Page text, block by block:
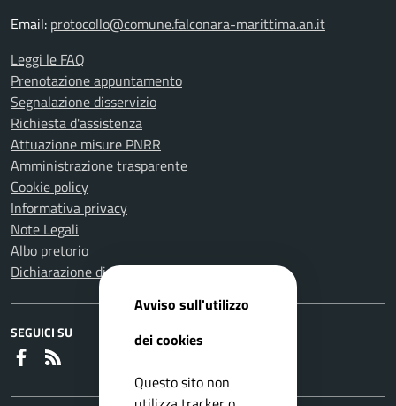
Email: protocollo@comune.falconara-marittima.an.it
Leggi le FAQ
Prenotazione appuntamento
Segnalazione disservizio
Richiesta d'assistenza
Attuazione misure PNRR
Amministrazione trasparente
Cookie policy
Informativa privacy
Note Legali
Albo pretorio
Dichiarazione di accessibilità
SEGUICI SU
Faceboook
Avviso sull'utilizzo
dei cookies
Questo sito non